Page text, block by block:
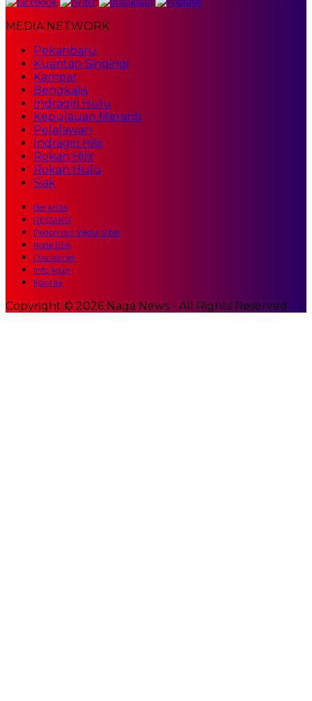
MEDIA NETWORK
Pekanbaru
Kuantan Singingi
Kampar
Bengkalis
Indragiri Hulu
Kepulauan Meranti
Pelalawan
Indragiri Hilir
Rokan Hilir
Rokan Hulu
Siak
Beranda
REDAKSI
Pedoman Media Siber
Kode Etik
Disclaimer
Info Iklan
Kontak
Copyright © 2026 Naga News - All Rights Reserved